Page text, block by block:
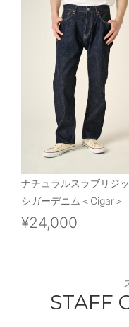
ナチュラルスラブリジ
シガーデニム＜Cigar＞
¥24,000
STAFF